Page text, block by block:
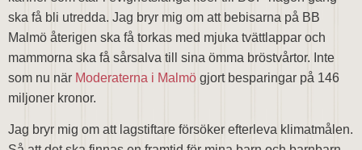
ska få bli utredda. Jag bryr mig om att bebisarna på BB
Malmö återigen ska få torkas med mjuka tvättlappar och
mammorna ska få sårsalva till sina ömma bröstvårtor. Inte
som nu när Moderaterna i Malmö gjort besparingar på 146
miljoner kronor.
Jag bryr mig om att lagstiftare försöker efterleva klimatmålen.